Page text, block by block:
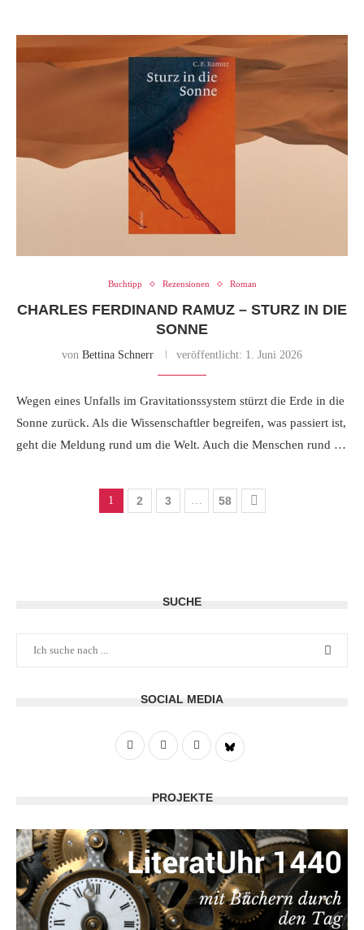
Buchtipp Rezensionen Roman
CHARLES FERDINAND RAMUZ – STURZ IN DIE
SONNE
von Bettina Schnerr veröffentlicht: 1. Juni 2026
Wegen eines Unfalls im Gravitationssystem stürzt die Erde in die
Sonne zurück. Als die Wissenschaftler begreifen, was passiert ist,
geht die Meldung rund um die Welt. Auch die Menschen rund …
1 2 3 … 58
SUCHE
SOCIAL MEDIA
PROJEKTE